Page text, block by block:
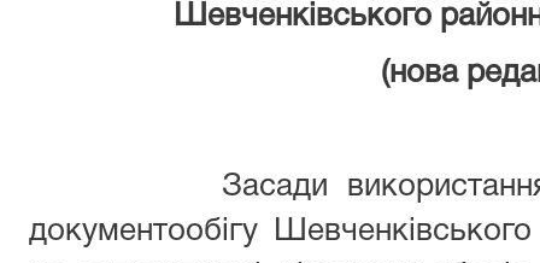
Шевченківського
(нова
Засади використання
документообігу